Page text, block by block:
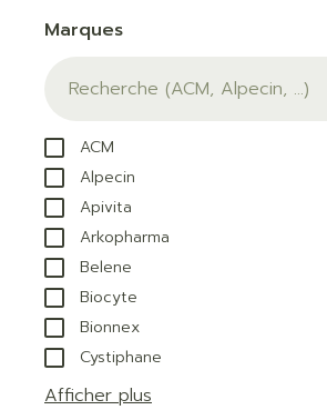
Marques
ACM
Alpecin
Apivita
Arkopharma
Belene
Biocyte
Bionnex
Cystiphane
Afficher plus